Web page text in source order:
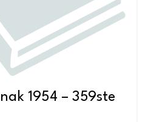
1954 – 359ste